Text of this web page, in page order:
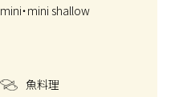
mini・mini shallow
魚料理